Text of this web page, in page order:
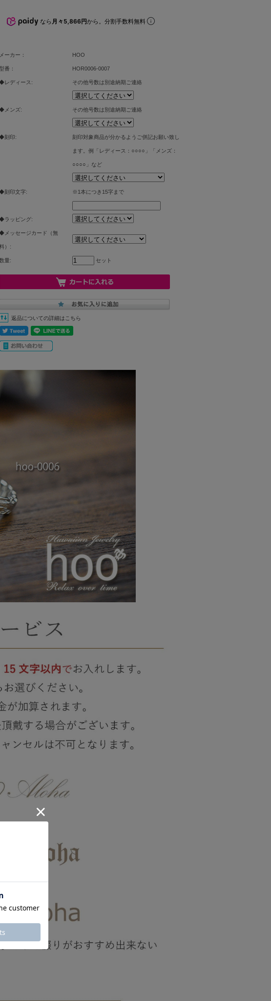
なら 月々5,866円から。分割手数料無料
メーカー： HOO
番： HOR0006-0007
レディース: その他号数は別途納期ご連絡
メンズ: その他号数は別途納期ご連絡
刻印: 刻印対象商品が分かるようご併記お願い致し
ます。例「レディース：○○○○」「メンズ：
○○○○」など
刻印文字: ※1本につき15字まで
ラッピング:
メッセージカード（無
）:
量: セット
返品についての詳細はこちら